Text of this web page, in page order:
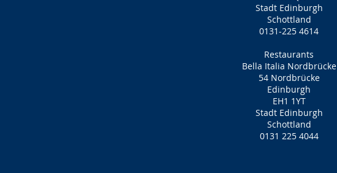
Stadt Edinburgh
Schottland
0131-225 4614
Restaurants
Bella Italia Nordbrücke
54 Nordbrücke
Edinburgh
EH1 1YT
Stadt Edinburgh
Schottland
0131 225 4044